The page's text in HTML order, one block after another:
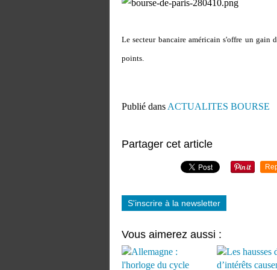
Le secteur bancaire américain s'offre un gain
points.
Publié dans ACTUALITES BOURSE
Partager cet article
S'inscrire à la newsletter
Vous aimerez aussi :